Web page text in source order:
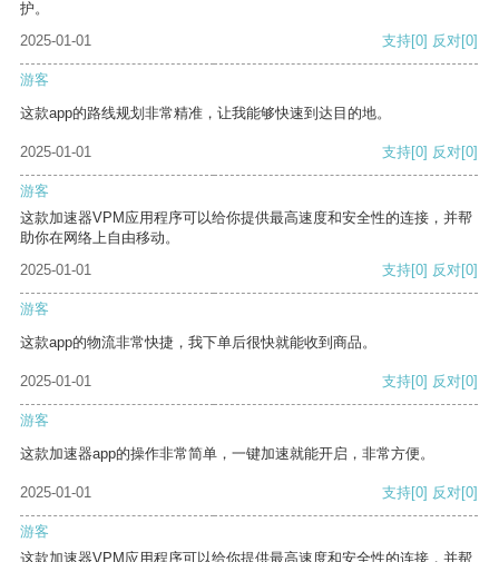
护。
2025-01-01
支持[0] 反对[0]
游客
这款app的路线规划非常精准，让我能够快速到达目的地。
2025-01-01 支持[0] 反对[0]
游客
这款加速器VPM应用程序可以给你提供最高速度和安全性的连接，并帮
助你在网络上自由移动。
2025-01-01
支持[0] 反对[0]
游客
这款app的物流非常快捷，我下单后很快就能收到商品。
2025-01-01 支持[0] 反对[0]
游客
这款加速器app的操作非常简单，一键加速就能开启，非常方便。
2025-01-01 支持[0] 反对[0]
游客
这款加速器VPM应用程序可以给你提供最高速度和安全性的连接，并帮